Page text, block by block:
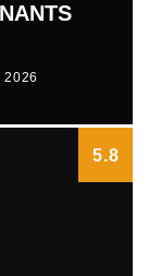
2026
5.8